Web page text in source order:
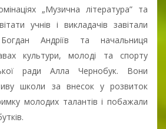
„Музична література” та
учнів і викладачів завітали
Андріїв та начальниця
культури, молоді та спорту
ради Алла Чернобук. Вони
школи за внесок у розвиток
молодих талантів і побажали